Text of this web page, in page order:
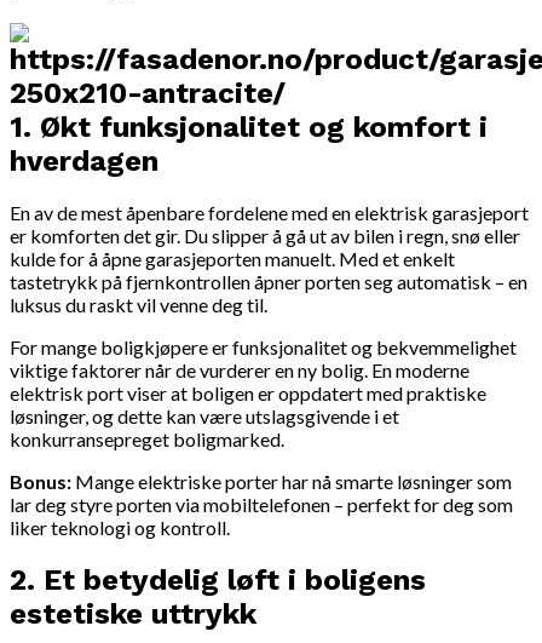
1. Økt funksjonalitet og komfort i
hverdagen
En av de mest åpenbare fordelene med en elektrisk garasjeport
er komforten det gir. Du slipper å gå ut av bilen i regn, snø eller
kulde for å åpne garasjeporten manuelt. Med et enkelt
tastetrykk på fjernkontrollen åpner porten seg automatisk – en
luksus du raskt vil venne deg til.
For mange boligkjøpere er funksjonalitet og bekvemmelighet
viktige faktorer når de vurderer en ny bolig. En moderne
elektrisk port viser at boligen er oppdatert med praktiske
løsninger, og dette kan være utslagsgivende i et
konkurransepreget boligmarked.
Bonus: Mange elektriske porter har nå smarte løsninger som
lar deg styre porten via mobiltelefonen – perfekt for deg som
liker teknologi og kontroll.
2. Et betydelig løft i boligens
estetiske uttrykk